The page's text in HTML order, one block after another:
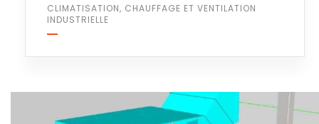
CLIMATISATION, CHAUFFAGE ET VENTILATION
INDUSTRIELLE